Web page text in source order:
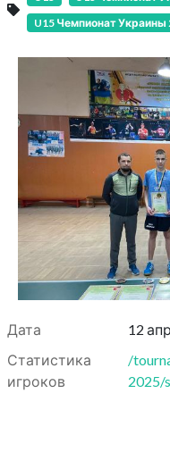
U15 Чемпионат Украины
Дата
12
Статистика
игроков
/
2025/